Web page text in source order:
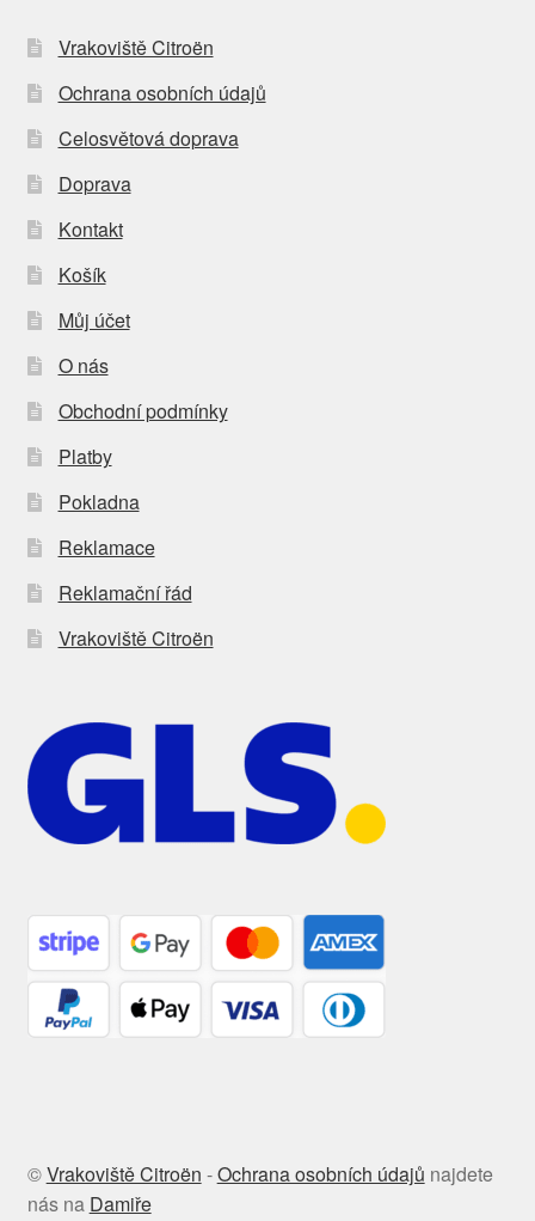
Vrakoviště Citroën
Ochrana osobních údajů
Celosvětová doprava
Doprava
Kontakt
Košík
Můj účet
O nás
Obchodní podmínky
Platby
Pokladna
Reklamace
Reklamační řád
Vrakoviště Citroën
©Vrakoviště Citroën -Ochrana osobních údajů najdete
nás na Damiře